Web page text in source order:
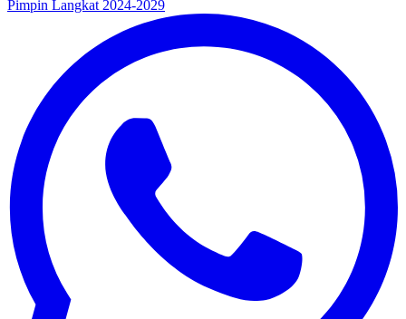
Pimpin Langkat 2024-2029